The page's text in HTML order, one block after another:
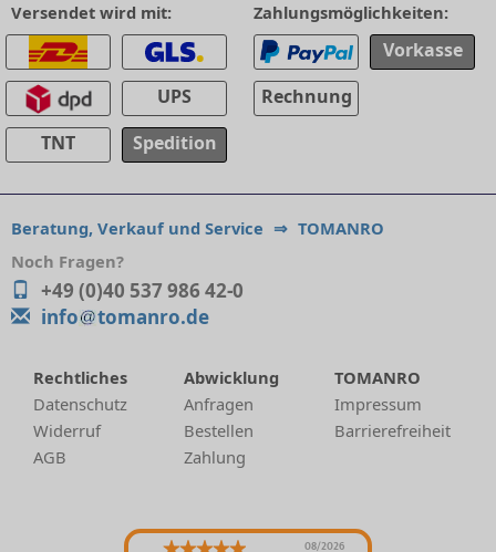
Versendet wird mit:
UPS
TNT
Spedition
Zahlungsmöglichkeiten:
Vorkasse
Rechnung
Beratung, Verkauf und Service ⇒ TOMANRO
Noch Fragen?
+49 (0)40 537 986 42-0
info
tomanro.de
Rechtliches
Datenschutz
Widerruf
AGB
Abwicklung
Anfragen
Bestellen
Zahlung
TOMANRO
Impressum
Barrierefreiheit
08/2026